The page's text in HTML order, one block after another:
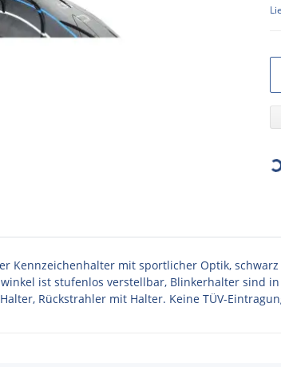
Kennzeichenhalter mit sportlicher Optik,
ist stufenlos verstellbar, Blinkerhalter sind
Rückstrahler mit Halter. Keine TÜV-